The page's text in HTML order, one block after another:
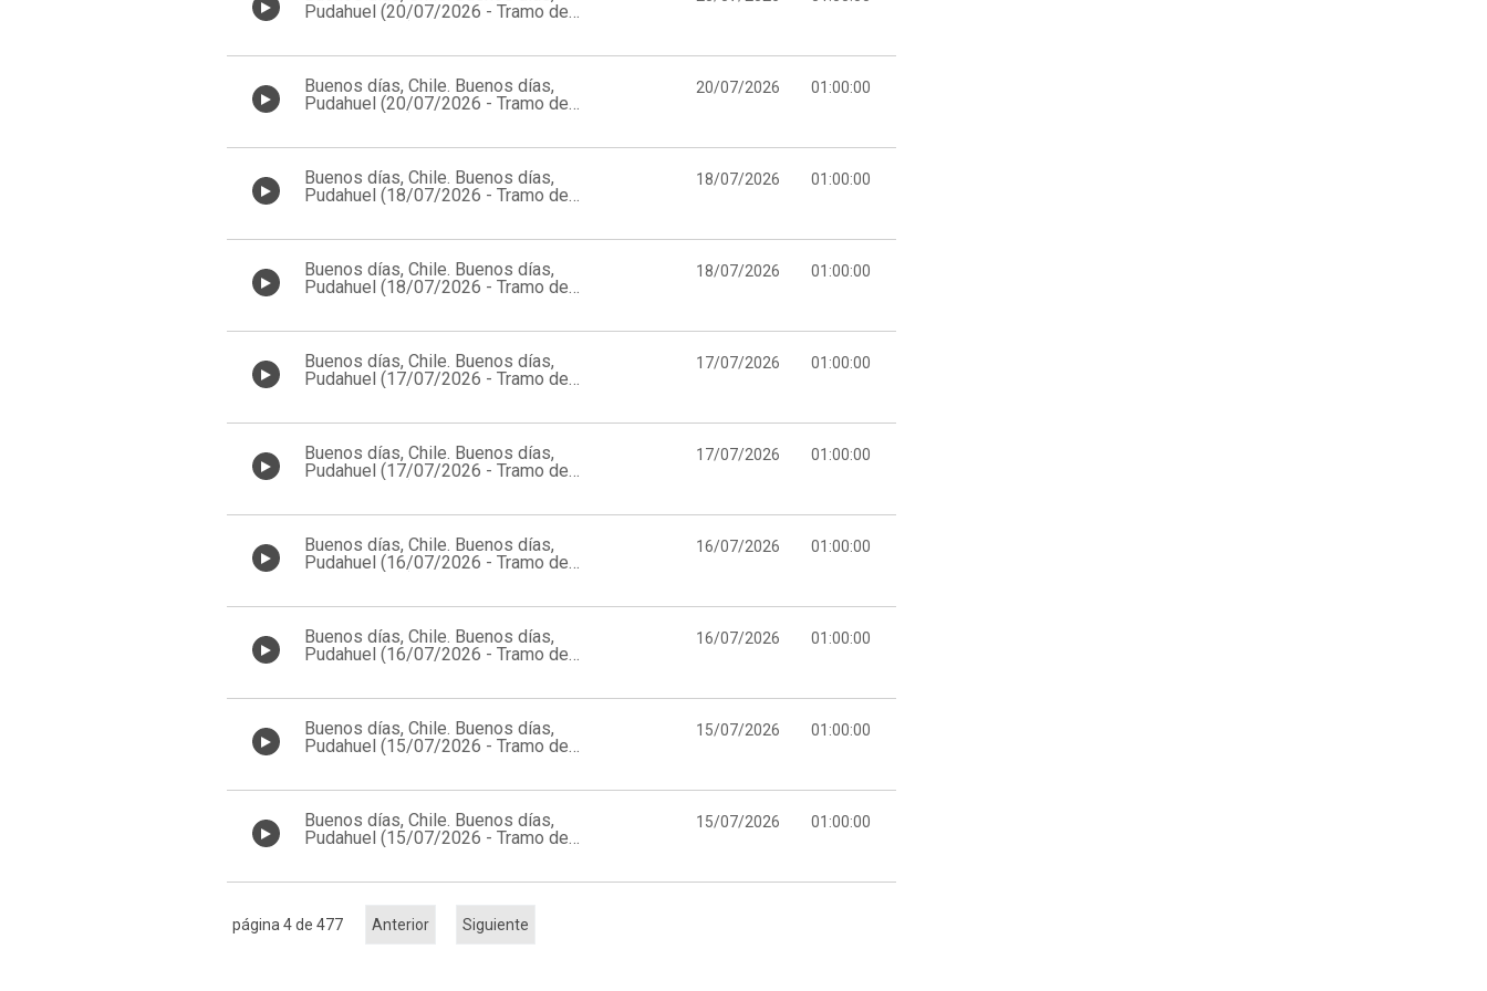
Pudahuel (20/07/2026 - Tramo de
Buenos días, Chile. Buenos días,
Pudahuel (20/07/2026 - Tramo de
20/07/2026 01:00:00
Buenos días, Chile. Buenos días,
Pudahuel (18/07/2026 - Tramo de
18/07/2026 01:00:00
Buenos días, Chile. Buenos días,
Pudahuel (18/07/2026 - Tramo de
18/07/2026 01:00:00
Buenos días, Chile. Buenos días,
Pudahuel (17/07/2026 - Tramo de
17/07/2026 01:00:00
Buenos días, Chile. Buenos días,
Pudahuel (17/07/2026 - Tramo de
17/07/2026 01:00:00
Buenos días, Chile. Buenos días,
Pudahuel (16/07/2026 - Tramo de
16/07/2026 01:00:00
Buenos días, Chile. Buenos días,
Pudahuel (16/07/2026 - Tramo de
16/07/2026 01:00:00
Buenos días, Chile. Buenos días,
Pudahuel (15/07/2026 - Tramo de
15/07/2026 01:00:00
Buenos días, Chile. Buenos días,
Pudahuel (15/07/2026 - Tramo de
15/07/2026 01:00:00
Anterior Siguiente
página 4 de 477